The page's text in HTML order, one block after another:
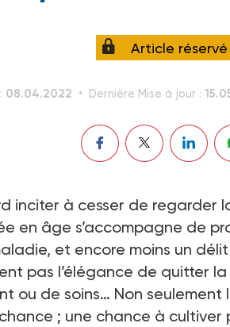
Article
08.04.2022 Dernière Mise à jour :
inciter à cesser de regarder
en âge s’accompagne de
et encore moins un
pas l’élégance de quitter
ou de soins… Non seulement
; une chance à cultiver